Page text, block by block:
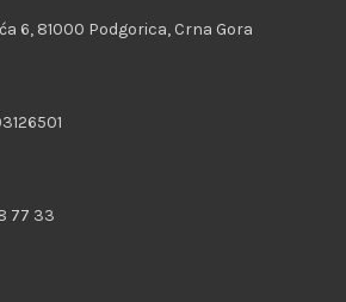
6, 81000 Podgorica, Crna Gora
77 33